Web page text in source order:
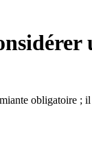
obligatoire ;